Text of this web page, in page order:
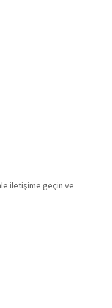
iletişime geçin ve